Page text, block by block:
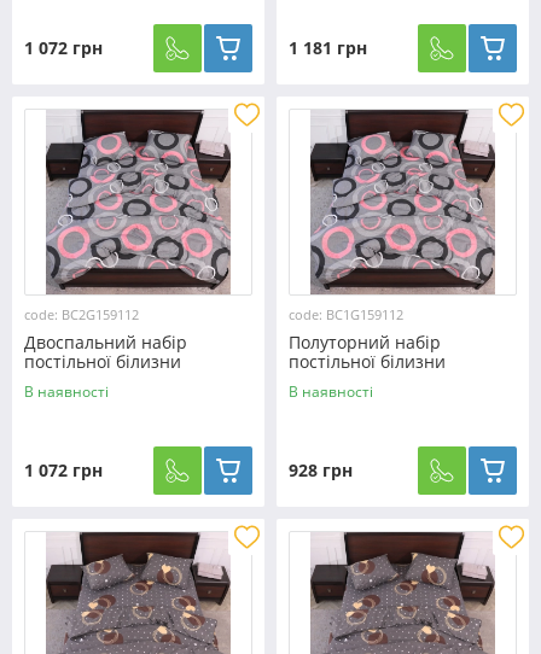
1 072 грн 1 181 грн
code: BC2G159112
Двоспальний набір
постільної білизни
180*220 із Бязі "Gold"
№159112 Черешенька™
В наявності
1 072 грн
code: BC1G159112
Полуторний набір
постільної білизни
150*220 із Бязі "Gold"
№159112 Черешенька™
В наявності
928 грн